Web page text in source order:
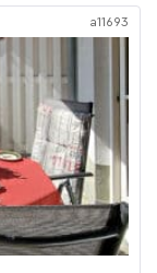
a11693